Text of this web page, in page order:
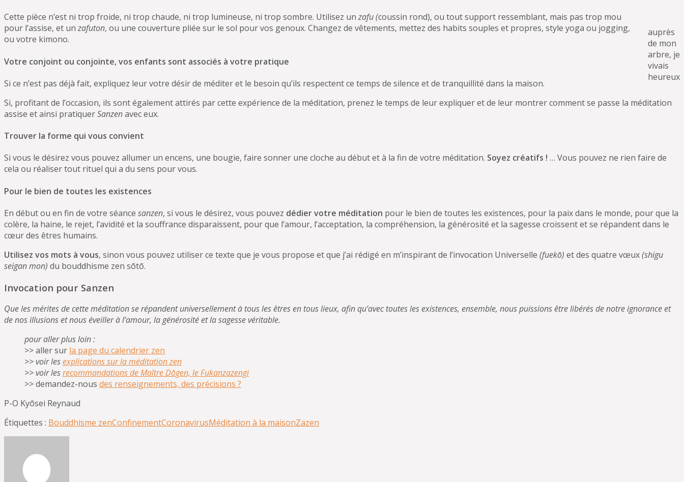
auprès
de mon
arbre, je
vivais
heureux
Cette pièce n’est ni trop froide, ni trop chaude, ni trop lumineuse, ni trop sombre. Utilisez un zafu (coussin rond), ou tout support ressemblant, mais pas trop mou
pour l’assise, et un zafuton, ou une couverture pliée sur le sol pour vos genoux. Changez de vêtements, mettez des habits souples et propres, style yoga ou jogging,
ou votre kimono.
Votre conjoint ou conjointe, vos enfants sont associés à votre pratique
Si ce n’est pas déjà fait, expliquez leur votre désir de méditer et le besoin qu’ils respectent ce temps de silence et de tranquillité dans la maison.
Si, profitant de l’occasion, ils sont également attirés par cette expérience de la méditation, prenez le temps de leur expliquer et de leur montrer comment se passe la méditation
assise et ainsi pratiquerSanzenavec eux.
Trouver la forme qui vous convient
Si vous le désirez vous pouvez allumer un encens, une bougie, faire sonner une cloche au début et à la fin de votre méditation. Soyez créatifs ! … Vous pouvez ne rien faire de
cela ou réaliser tout rituel qui a du sens pour vous.
Pour le bien de toutes les existences
En début ou en fin de votre séance sanzen, si vous le désirez, vous pouvez dédier votre méditation pour le bien de toutes les existences, pour la paix dans le monde, pour que la
colère, la haine, le rejet, l’avidité et la souffrance disparaissent, pour que l’amour, l’acceptation, la compréhension, la générosité et la sagesse croissent et se répandent dans le
cœur des êtres humains.
Utilisez vos mots à vous, sinon vous pouvez utiliser ce texte que je vous propose et que j’ai rédigé en m’inspirant de l’invocation Universelle (fuekō) et des quatre vœux(shigu
seigan mon) du bouddhisme zen sōtō.
Invocation pour Sanzen
Que les mérites de cette méditation se répandent universellement à tous les êtres en tous lieux, afin qu’avec toutes les existences, ensemble, nous puissions être libérés de notre ignorance et
de nos illusions et nous éveiller à l’amour, la générosité et la sagesse véritable.
pour aller plus loin :
>> aller sur la page du calendrier zen
>> voir lesexplications sur la méditation zen
>> voir lesrecommandations de Maître Dōgen, le Fukanzazengi
>> demandez-nous des renseignements, des précisions ?
P-O Kyōsei Reynaud
Étiquettes : Bouddhisme zenConfinementCoronavirusMéditation à la maisonZazen